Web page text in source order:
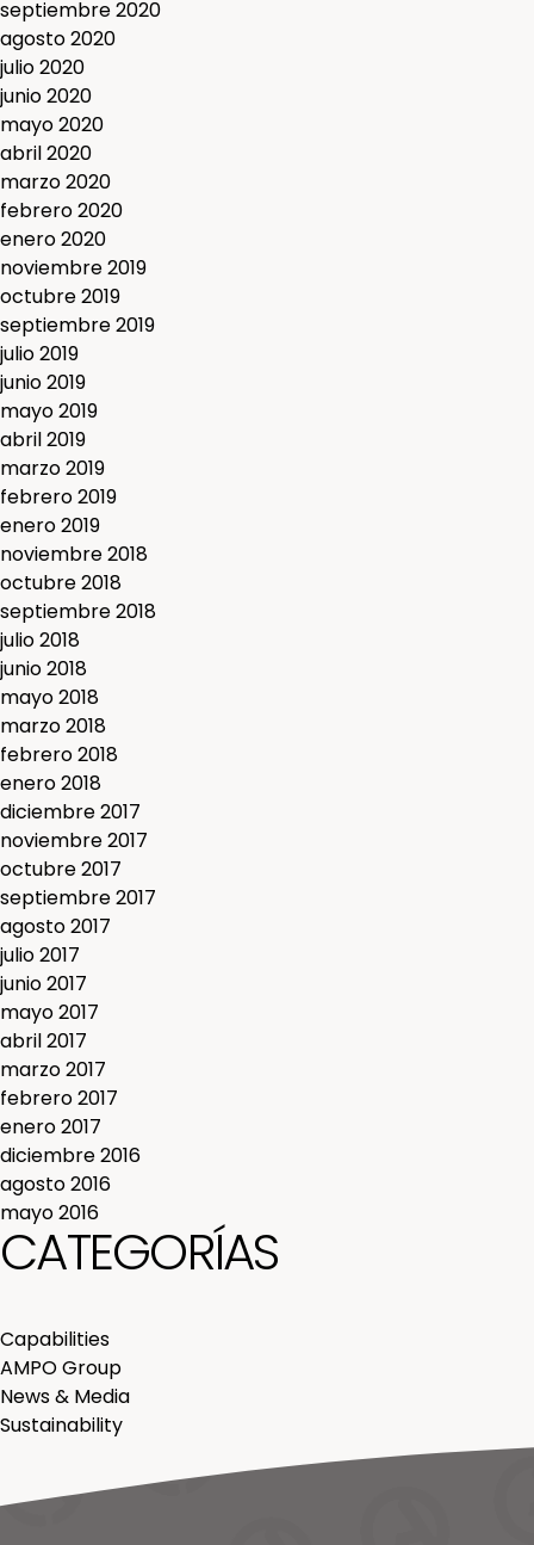
septiembre 2020
agosto 2020
julio 2020
junio 2020
mayo 2020
abril 2020
marzo 2020
febrero 2020
enero 2020
noviembre 2019
octubre 2019
septiembre 2019
julio 2019
junio 2019
mayo 2019
abril 2019
marzo 2019
febrero 2019
enero 2019
noviembre 2018
octubre 2018
septiembre 2018
julio 2018
junio 2018
mayo 2018
marzo 2018
febrero 2018
enero 2018
diciembre 2017
noviembre 2017
octubre 2017
septiembre 2017
agosto 2017
julio 2017
junio 2017
mayo 2017
abril 2017
marzo 2017
febrero 2017
enero 2017
diciembre 2016
agosto 2016
mayo 2016
CATEGORÍAS
Capabilities
AMPO Group
News & Media
Sustainability